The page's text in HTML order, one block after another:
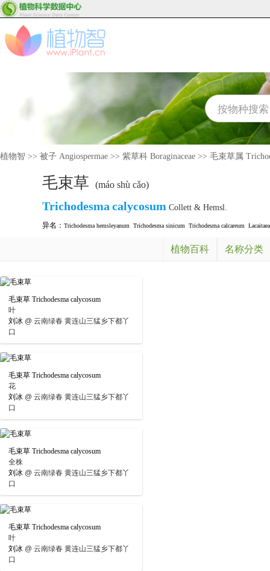
植物智 >> 被子 Angiospermae >> 紫草科 Boraginaceae >> 毛束草属
毛束草 (máo shù cǎo)
Trichodesma calycosum Collett & Hemsl.
异名： Trichodesma hemsleyanum Trichodesma sinicum Trichodesma calcareum
植物百科 名称分类
毛束草 Trichodesma calycosum
叶
刘冰 @ 云南绿春 黄连山三猛乡下都丫
口
毛束草 Trichodesma calycosum
花
刘冰 @ 云南绿春 黄连山三猛乡下都丫
口
毛束草 Trichodesma calycosum
全株
刘冰 @ 云南绿春 黄连山三猛乡下都丫
口
毛束草 Trichodesma calycosum
叶
刘冰 @ 云南绿春 黄连山三猛乡下都丫
口